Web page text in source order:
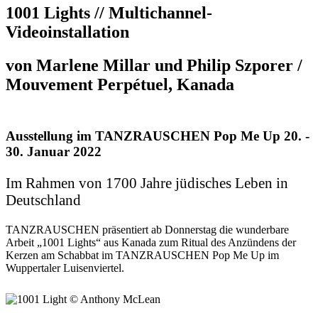
1001 Lights // Multichannel-
Videoinstallation
von Marlene Millar und Philip Szporer /
Mouvement Perpétuel, Kanada
Ausstellung im TANZRAUSCHEN Pop Me Up 20. -
30. Januar 2022
Im Rahmen von 1700 Jahre jüdisches Leben in
Deutschland
TANZRAUSCHEN präsentiert ab Donnerstag die wunderbare
Arbeit „1001 Lights“ aus Kanada zum Ritual des Anzündens der
Kerzen am Schabbat im TANZRAUSCHEN Pop Me Up im
Wuppertaler Luisenviertel.